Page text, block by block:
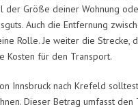
der Größe deiner Wohnung
Auch die Entfernung
Rolle. Je weiter die Strecke,
Kosten für den Transport.
Innsbruck nach Krefeld
Dieser Betrag umfasst den